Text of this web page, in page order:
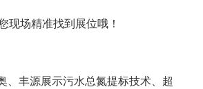
现场精准找到展位哦！
、丰源展示污水总氮提标技术、超